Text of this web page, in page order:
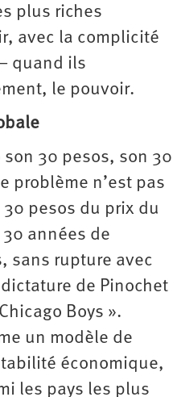
plus riches
avec la complicité
quand ils
le pouvoir.
30 pesos, son 30
problème n’est pas
pesos du prix du
années de
sans rupture avec
de Pinochet
Boys ».
un modèle de
économique,
les pays les plus